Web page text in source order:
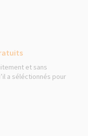
et sans
a séléctionnés pour